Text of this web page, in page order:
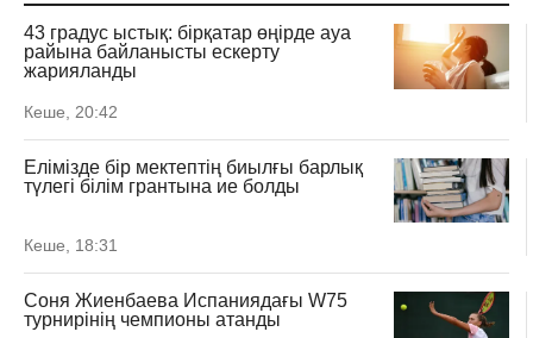
43 градус ыстық: бірқатар өңірде ауа
райына байланысты ескерту
жарияланды
Кеше, 20:42
Елімізде бір мектептің биылғы барлық
түлегі білім грантына ие болды
Кеше, 18:31
Соня Жиенбаева Испаниядағы W75
турнирінің чемпионы атанды